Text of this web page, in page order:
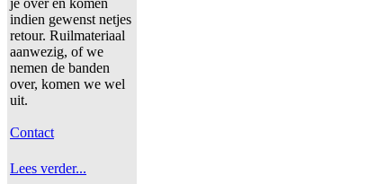
je over en komen
indien gewenst netjes
retour. Ruilmateriaal
aanwezig, of we
nemen de banden
over, komen we wel
uit.
Contact
Lees verder...